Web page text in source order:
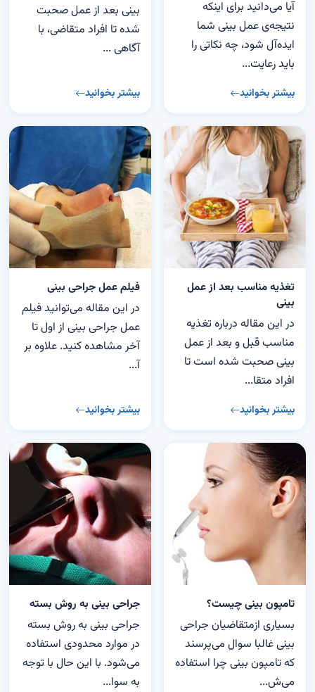
آیا می‌دانید برای اینکه
نتیجه‌ی عمل بینی شما
ایده‌آل شود، چه نکاتی را
باید رعایت...
بیشتر بخوانید
بینی بعد از عمل صحبت
شده تا افراد متقاضی، با
آگاهی ...
بیشتر بخوانید
تغذیه مناسب بعد از عمل
بینی
در این مقاله درباره تغذیه
مناسب قبل و بعد از عمل
بینی صحبت شده است تا
افراد متقا...
بیشتر بخوانید
فیلم عمل جراحی بینی
در این مقاله می‌توانید فیلم
عمل جراحی بینی از اول تا
آخر مشاهده کنید. علاوه بر
آ...
بیشتر بخوانید
تامپون بینی چیست؟
بسیاری ازمتقاضیان جراحی
بینی غالبا سوال می‌پرسند
که تامپون بینی چرا استفاده
می‌ش...
جراحی بینی به روش بسته
جراحی بینی به روش بسته
در موارد محدودی استفاده
می‌شود. با این حال با توجه
به سوا...